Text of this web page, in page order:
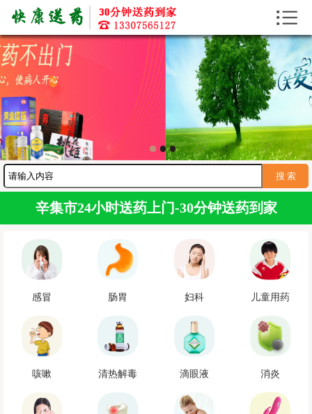
送药上门
送药资讯
寻医问药
护工服务

辛集市24小时送药上门-30分钟送药到家
感冒 肠胃 妇科 儿童用药
咳嗽 清热解毒 滴眼液 消炎